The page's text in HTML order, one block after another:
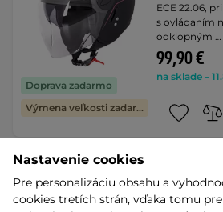
Doprava zadarmo
Výmena veľkosti zadarmo
ECE 22.06,
s ovládaním
odklopným …
99,90 €
na sklade –
Vernante -
Red
Nastavenie cookies
Pre personalizáciu obsahu a
cookies tretích strán, vďaka tomu